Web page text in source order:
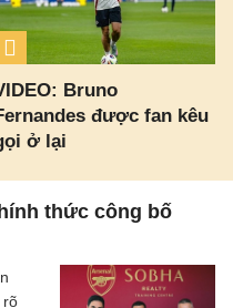
Bruno
được fan kêu
ở lại
thức công bố
rõ